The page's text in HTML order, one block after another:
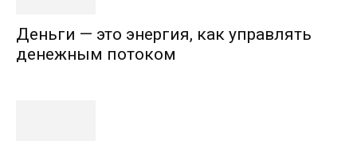
Деньги — это энергия, как управлять
денежным потоком